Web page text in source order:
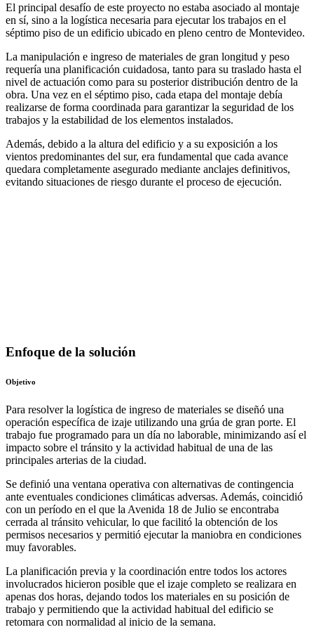
El principal desafío de este proyecto no estaba asociado al montaje
en sí, sino a la logística necesaria para ejecutar los trabajos en el
séptimo piso de un edificio ubicado en pleno centro de Montevideo.
La manipulación e ingreso de materiales de gran longitud y peso
requería una planificación cuidadosa, tanto para su traslado hasta el
nivel de actuación como para su posterior distribución dentro de la
obra. Una vez en el séptimo piso, cada etapa del montaje debía
realizarse de forma coordinada para garantizar la seguridad de los
trabajos y la estabilidad de los elementos instalados.
Además, debido a la altura del edificio y a su exposición a los
vientos predominantes del sur, era fundamental que cada avance
quedara completamente asegurado mediante anclajes definitivos,
evitando situaciones de riesgo durante el proceso de ejecución.
Enfoque de la solución
Objetivo
Para resolver la logística de ingreso de materiales se diseñó una
operación específica de izaje utilizando una grúa de gran porte. El
trabajo fue programado para un día no laborable, minimizando así el
impacto sobre el tránsito y la actividad habitual de una de las
principales arterias de la ciudad.
Se definió una ventana operativa con alternativas de contingencia
ante eventuales condiciones climáticas adversas. Además, coincidió
con un período en el que la Avenida 18 de Julio se encontraba
cerrada al tránsito vehicular, lo que facilitó la obtención de los
permisos necesarios y permitió ejecutar la maniobra en condiciones
muy favorables.
La planificación previa y la coordinación entre todos los actores
involucrados hicieron posible que el izaje completo se realizara en
apenas dos horas, dejando todos los materiales en su posición de
trabajo y permitiendo que la actividad habitual del edificio se
retomara con normalidad al inicio de la semana.